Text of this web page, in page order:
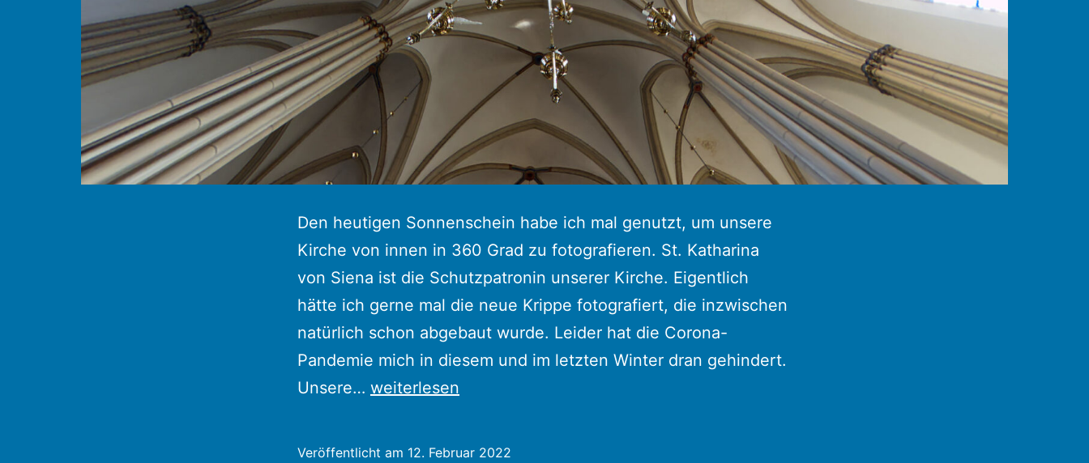
Den heutigen Sonnenschein habe ich mal genutzt, um unsere
Kirche von innen in 360 Grad zu fotografieren. St. Katharina
von Siena ist die Schutzpatronin unserer Kirche. Eigentlich
hätte ich gerne mal die neue Krippe fotografiert, die inzwischen
natürlich schon abgebaut wurde. Leider hat die Corona-
Pandemie mich in diesem und im letzten Winter dran gehindert.
Unsere… St.
weiterlesen
Veröffentlicht am 12. Februar 2022